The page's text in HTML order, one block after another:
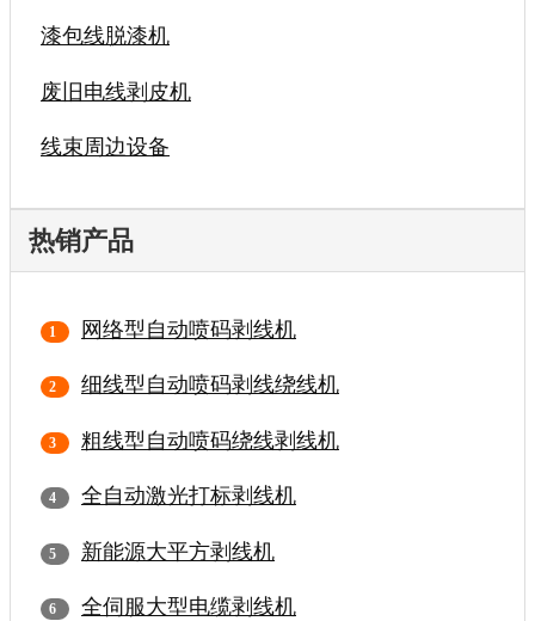
漆包线脱漆机
废旧电线剥皮机
线束周边设备
热销产品
网络型自动喷码剥线机
细线型自动喷码剥线绕线机
粗线型自动喷码绕线剥线机
全自动激光打标剥线机
新能源大平方剥线机
全伺服大型电缆剥线机